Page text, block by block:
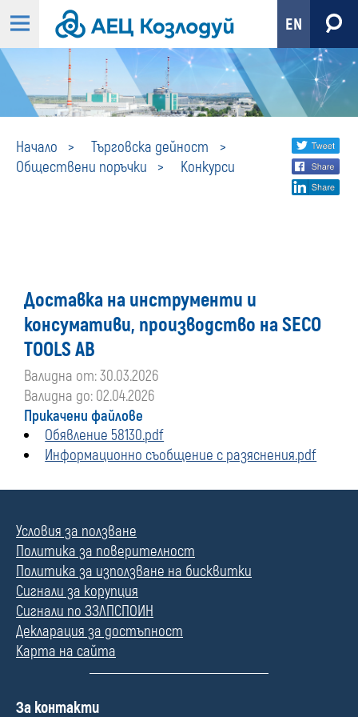
EN
Начало
Търговска дейност
Обществени поръчки
Конкурси
Конкурси
Share
social
Доставка на инструменти и
консумативи, производство на SECO
TOOLS AB
Валидна от: 30.03.2026
Валидна до: 02.04.2026
Прикачени файлове
Обявление 58130.pdf
Информационно съобщение с разяснения.pdf
Условия за ползване
Политика за поверителност
Политика за използване на бисквитки
Сигнали за корупция
Сигнали по ЗЗЛПСПОИН
Декларация за достъпност
Карта на сайта
П
За контакти